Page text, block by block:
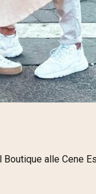
Boutique alle Cene